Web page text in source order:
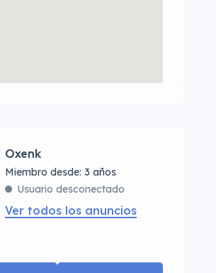
Oxenk
Miembro desde: 3 años
Usuario desconectado
Ver todos los anuncios